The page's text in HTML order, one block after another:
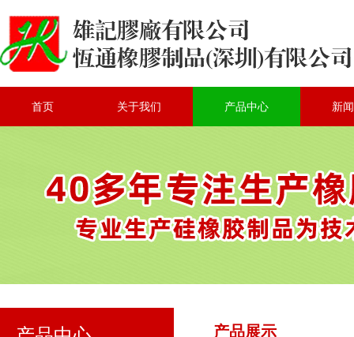
首页 关于我们 产品中心 新
产品展示